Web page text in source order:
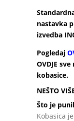
nastavka
izvedba
Pogledaj
OVDJE
kobasice.
NEŠTO
Što je
Kobasica